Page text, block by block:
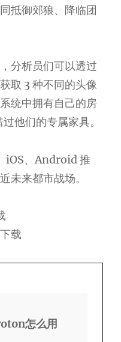
抵御郊狼、降临团
分析员们可以透过
取 3 种不同的头像
统中拥有自己的房
他们的专属家具。
iOS、Android 推
未来都市战场。
载
怎么用